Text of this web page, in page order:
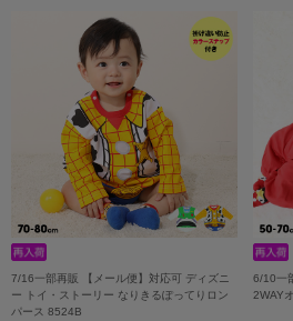
7/16一部再販 【メール便】対応可 ディズニ
ー トイ・ストーリー なりきるぽってりロン
パース 8524B
6/10一
2WAY